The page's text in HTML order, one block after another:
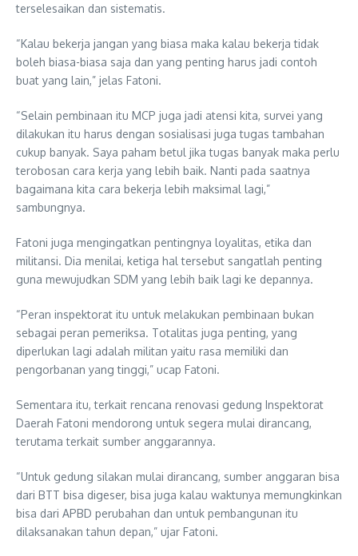
terselesaikan dan sistematis.
“Kalau bekerja jangan yang biasa maka kalau bekerja tidak
boleh biasa-biasa saja dan yang penting harus jadi contoh
buat yang lain,” jelas Fatoni.
“Selain pembinaan itu MCP juga jadi atensi kita, survei yang
dilakukan itu harus dengan sosialisasi juga tugas tambahan
cukup banyak. Saya paham betul jika tugas banyak maka perlu
terobosan cara kerja yang lebih baik. Nanti pada saatnya
bagaimana kita cara bekerja lebih maksimal lagi,”
sambungnya.
Fatoni juga mengingatkan pentingnya loyalitas, etika dan
militansi. Dia menilai, ketiga hal tersebut sangatlah penting
guna mewujudkan SDM yang lebih baik lagi ke depannya.
“Peran inspektorat itu untuk melakukan pembinaan bukan
sebagai peran pemeriksa. Totalitas juga penting, yang
diperlukan lagi adalah militan yaitu rasa memiliki dan
pengorbanan yang tinggi,” ucap Fatoni.
Sementara itu, terkait rencana renovasi gedung Inspektorat
Daerah Fatoni mendorong untuk segera mulai dirancang,
terutama terkait sumber anggarannya.
“Untuk gedung silakan mulai dirancang, sumber anggaran bisa
dari BTT bisa digeser, bisa juga kalau waktunya memungkinkan
bisa dari APBD perubahan dan untuk pembangunan itu
dilaksanakan tahun depan,” ujar Fatoni.